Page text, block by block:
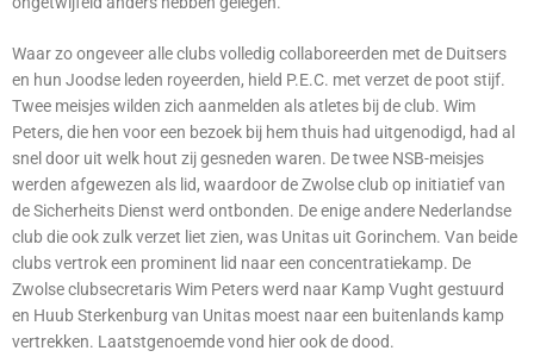
Waar zo ongeveer alle clubs volledig collaboreerden met de Duitsers
en hun Joodse leden royeerden, hield P.E.C. met verzet de poot stijf.
Twee meisjes wilden zich aanmelden als atletes bij de club. Wim
Peters, die hen voor een bezoek bij hem thuis had uitgenodigd, had al
snel door uit welk hout zij gesneden waren. De twee NSB-meisjes
werden afgewezen als lid, waardoor de Zwolse club op initiatief van
de Sicherheits Dienst werd ontbonden. De enige andere Nederlandse
club die ook zulk verzet liet zien, was Unitas uit Gorinchem. Van beide
clubs vertrok een prominent lid naar een concentratiekamp. De
Zwolse clubsecretaris Wim Peters werd naar Kamp Vught gestuurd
en Huub Sterkenburg van Unitas moest naar een buitenlands kamp
vertrekken. Laatstgenoemde vond hier ook de dood.